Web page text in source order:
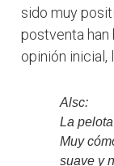
sido muy
postventa han
opinión inicial,
Alsc:
La
Muy
suave y